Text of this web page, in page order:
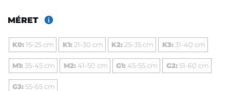
MÉRET
K0:15-25 cm K1:21-30 cm K2: 25-35 cm K3:31-40 cm
M1:35-45 cm M2:41-50 cm G1: 45-55 cm G2:51-60 cm
G3:55-65 cm